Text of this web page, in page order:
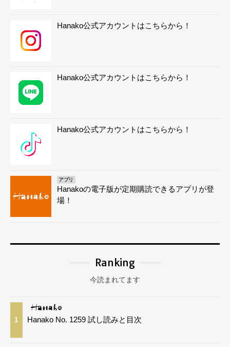
Hanako公式アカウントはこちらから！
Hanako公式アカウントはこちらから！
Hanako公式アカウントはこちらから！
アプリ
Hanakoの電子版が定期購読できるアプリが登
場！
Ranking
今読まれてます
1 Hanako No. 1259 試し読みと目次